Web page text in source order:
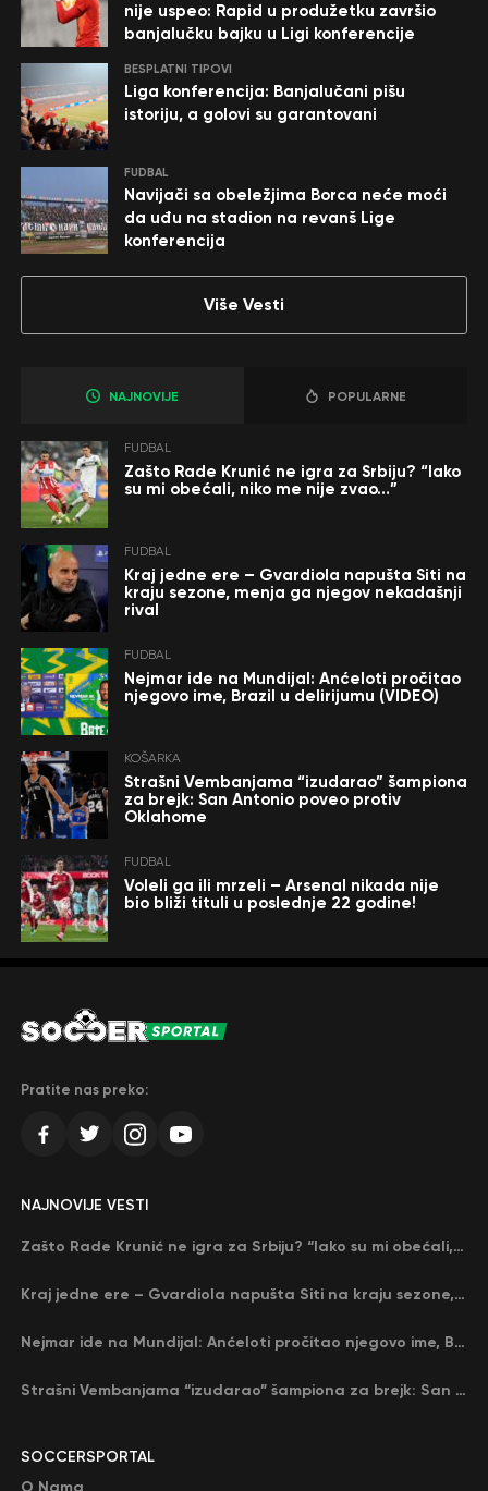
nije uspeo: Rapid u produžetku završio
banjalučku bajku u Ligi konferencije
BESPLATNI TIPOVI
Liga konferencija: Banjalučani pišu
istoriju, a golovi su garantovani
FUDBAL
Navijači sa obeležjima Borca neće moći
da uđu na stadion na revanš Lige
konferencija
Više Vesti
NAJNOVIJE POPULARNE
FUDBAL
Zašto Rade Krunić ne igra za Srbiju? “Iako
su mi obećali, niko me nije zvao…”
FUDBAL
Kraj jedne ere – Gvardiola napušta Siti na
kraju sezone, menja ga njegov nekadašnji
rival
FUDBAL
Nejmar ide na Mundijal: Anćeloti pročitao
njegovo ime, Brazil u delirijumu (VIDEO)
KOŠARKA
Strašni Vembanjama “izudarao” šampiona
za brejk: San Antonio poveo protiv
Oklahome
FUDBAL
Voleli ga ili mrzeli – Arsenal nikada nije
bio bliži tituli u poslednje 22 godine!
Pratite nas preko:
SOCCERSPORTAL
NAJNOVIJE VESTI
Zašto Rade Krunić ne igra za Srbiju? “Iako su mi obećali, niko me nije zvao…”
Kraj jedne ere – Gvardiola napušta Siti na kraju sezone, menja ga njegov nekadašnji rival
Nejmar ide na Mundijal: Anćeloti pročitao njegovo ime, Brazil u delirijumu (VIDEO)
Strašni Vembanjama “izudarao” šampiona za brejk: San Antonio poveo protiv Oklahome